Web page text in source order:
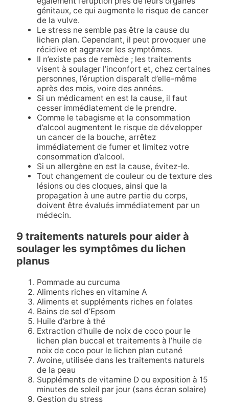
génitaux, ce qui augmente le risque de cancer
de la vulve.
Le stress ne semble pas être la cause du
lichen plan. Cependant, il peut provoquer une
récidive et aggraver les symptômes.
Il n’existe pas de remède ; les traitements
visent à soulager l’inconfort et, chez certaines
personnes, l’éruption disparaît d’elle-même
après des mois, voire des années.
Si un médicament en est la cause, il faut
cesser immédiatement de le prendre.
Comme le tabagisme et la consommation
d’alcool augmentent le risque de développer
un cancer de la bouche, arrêtez
immédiatement de fumer et limitez votre
consommation d’alcool.
Si un allergène en est la cause, évitez-le.
Tout changement de couleur ou de texture des
lésions ou des cloques, ainsi que la
propagation à une autre partie du corps,
doivent être évalués immédiatement par un
médecin.
9 traitements naturels pour aider à
soulager les symptômes du lichen
planus
Pommade au curcuma
Aliments riches en vitamine A
Aliments et suppléments riches en folates
Bains de sel d’Epsom
Huile d’arbre à thé
Extraction d’huile de noix de coco pour le
lichen plan buccal et traitements à l’huile de
noix de coco pour le lichen plan cutané
Avoine, utilisée dans les traitements naturels
de la peau
Suppléments de vitamine D ou exposition à 15
minutes de soleil par jour (sans écran solaire)
Gestion du stress